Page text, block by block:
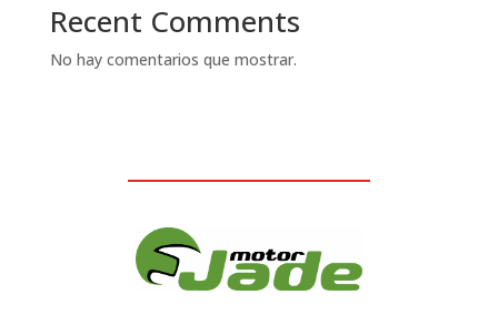
Recent Comments
No hay comentarios que mostrar.